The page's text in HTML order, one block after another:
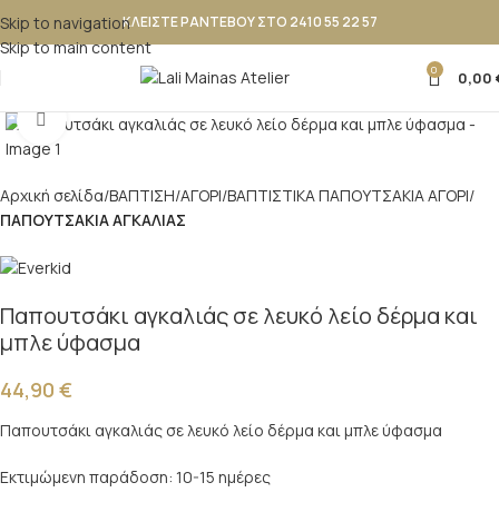
Skip to navigation
Skip to main content
ΚΛΕΙΣΤΕ ΡΑΝΤΕΒΟΥ ΣΤΟ 2410 55 22 57
0 0,00
Κλικ για μεγέθυνση
Αρχική σελίδα ΒΑΠΤΙΣΗ ΑΓΟΡΙ ΒΑΠΤΙΣΤΙΚΑ ΠΑΠΟΥΤΣAKIA ΑΓΟΡΙ
ΠΑΠΟΥΤΣΑΚΙΑ ΑΓΚΑΛΙΑΣ
Παπουτσάκι αγκαλιάς σε λευκό λείο δέρμα και
μπλε ύφασμα
44,90 €
Παπουτσάκι αγκαλιάς σε λευκό λείο δέρμα και μπλε ύφασμα
Εκτιμώμενη παράδοση: 10-15 ημέρες